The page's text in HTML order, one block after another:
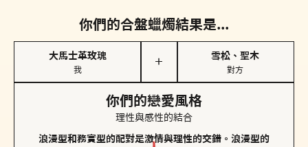
你們的合盤蠟燭結果是...
大馬士革玫瑰
我
＋
雪松、聖木
對方
你們的戀愛風格
理性與感性的結合
浪漫型和務實型的配對是激情與理性的交錯。浪漫型的